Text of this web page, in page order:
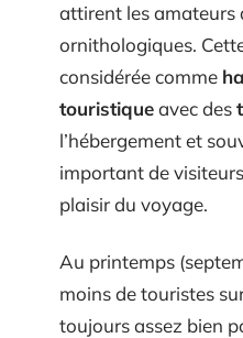
attirent les amateurs
ornithologiques.
considérée comme
touristiqueavec des
l’hébergement et
important de
plaisir du voyage.
Au printemps
moins de touristes
toujours assez bien